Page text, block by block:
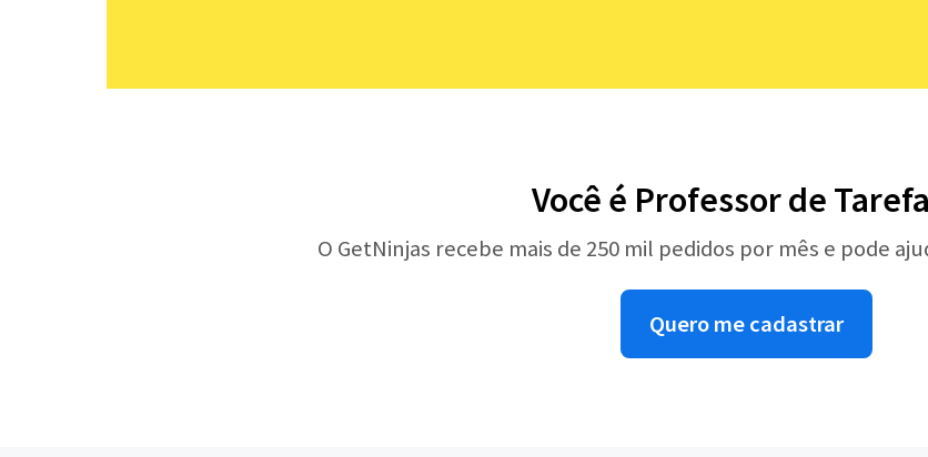
Você é Professor de
O GetNinjas recebe mais de 250 mil pedidos por mês e pode
Quero me cadastrar